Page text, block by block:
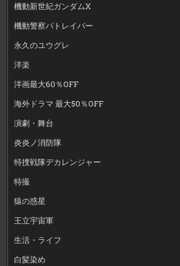
機動新世紀ガンダムX
機動警察パトレイバー
永久のユウグレ
洋楽
洋画最大60％OFF
海外ドラマ 最大50％OFF
演劇・舞台
炎炎ノ消防隊
特捜戦隊デカレンジャー
特撮
猿の惑星
王立宇宙軍
生活・ライフ
白髪染め